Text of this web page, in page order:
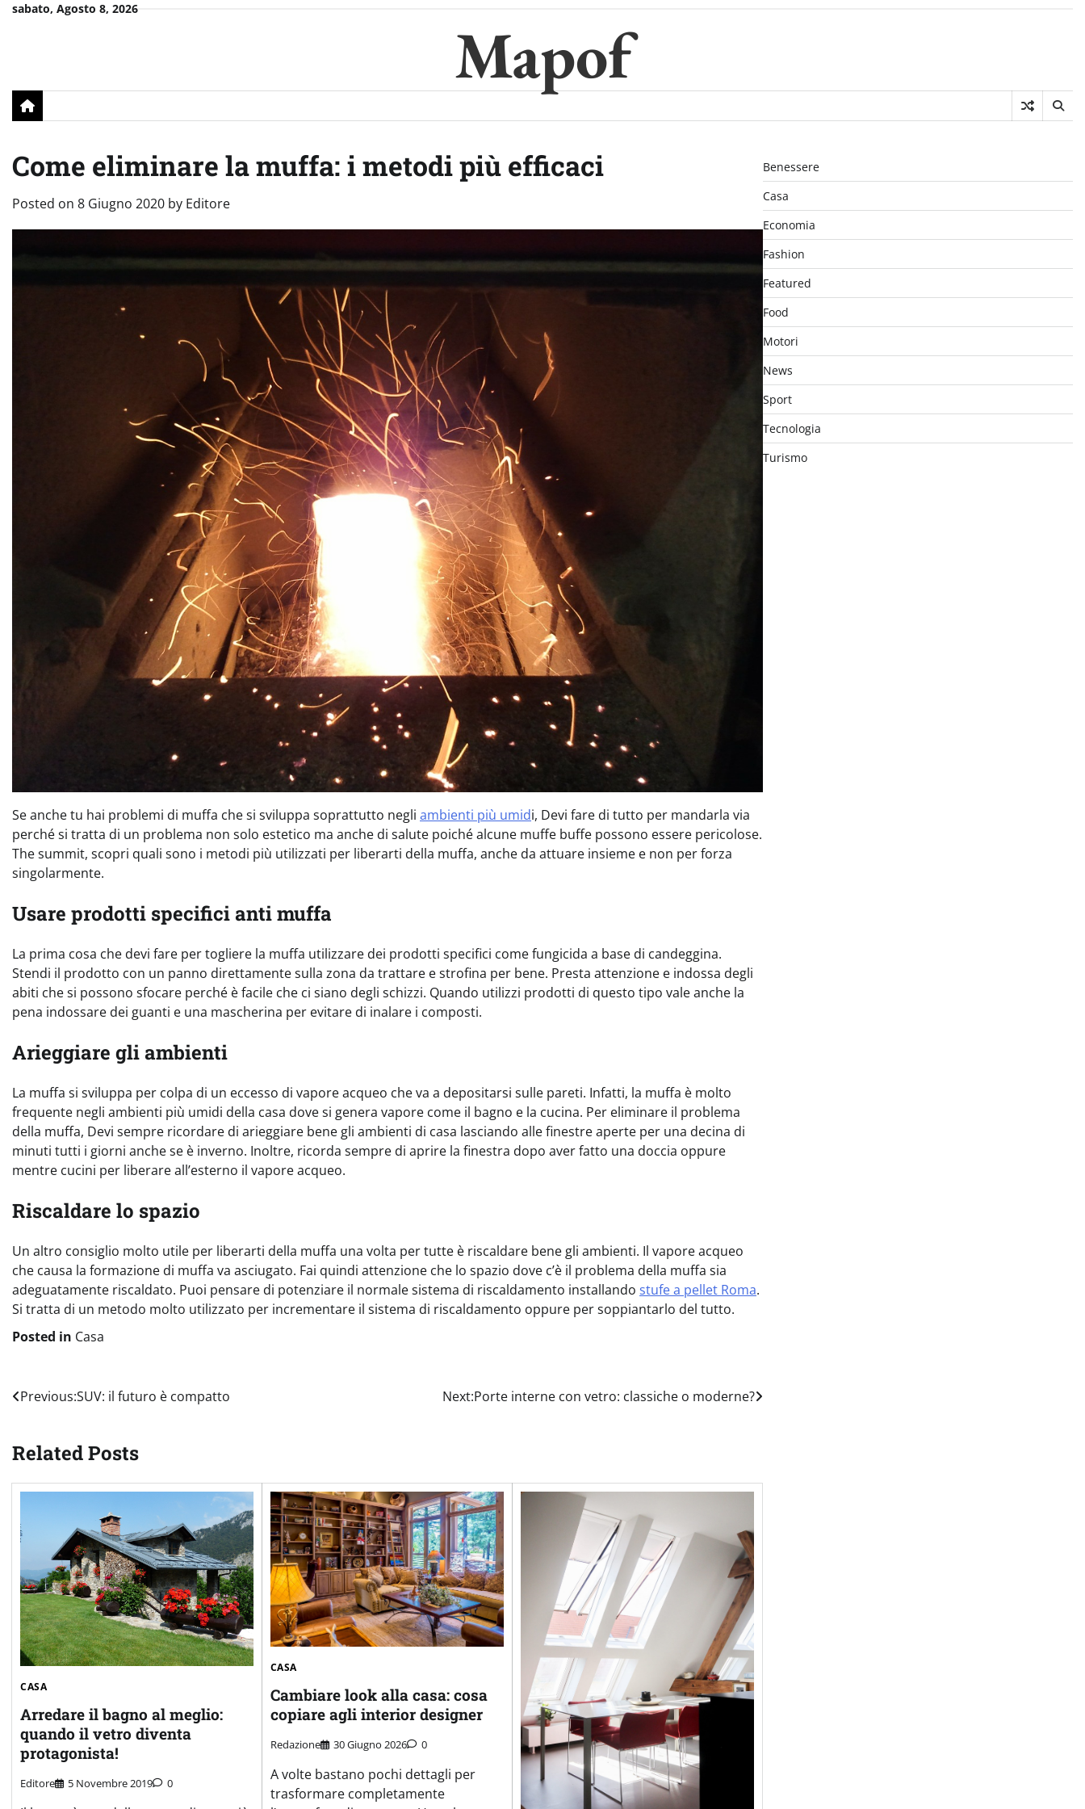
Skipsabato, Agosto 8, 2026
Mapof
Come eliminare la muffa: i metodi più efficaci
Posted on 8 Giugno 2020 by Editore
Se anche tu hai problemi di muffa che si sviluppa soprattutto negli ambienti più umidi, Devi fare di tutto per mandarla via
perché si tratta di un problema non solo estetico ma anche di salute poiché alcune muffe buffe possono essere pericolose.
The summit, scopri quali sono i metodi più utilizzati per liberarti della muffa, anche da attuare insieme e non per forza
singolarmente.
Usare prodotti specifici anti muffa
La prima cosa che devi fare per togliere la muffa utilizzare dei prodotti specifici come fungicida a base di candeggina.
Stendi il prodotto con un panno direttamente sulla zona da trattare e strofina per bene. Presta attenzione e indossa degli
abiti che si possono sfocare perché è facile che ci siano degli schizzi. Quando utilizzi prodotti di questo tipo vale anche la
pena indossare dei guanti e una mascherina per evitare di inalare i composti.
Arieggiare gli ambienti
La muffa si sviluppa per colpa di un eccesso di vapore acqueo che va a depositarsi sulle pareti. Infatti, la muffa è molto
frequente negli ambienti più umidi della casa dove si genera vapore come il bagno e la cucina. Per eliminare il problema
della muffa, Devi sempre ricordare di arieggiare bene gli ambienti di casa lasciando alle finestre aperte per una decina di
minuti tutti i giorni anche se è inverno. Inoltre, ricorda sempre di aprire la finestra dopo aver fatto una doccia oppure
mentre cucini per liberare all’esterno il vapore acqueo.
Riscaldare lo spazio
Un altro consiglio molto utile per liberarti della muffa una volta per tutte è riscaldare bene gli ambienti. Il vapore acqueo
che causa la formazione di muffa va asciugato. Fai quindi attenzione che lo spazio dove c’è il problema della muffa sia
adeguatamente riscaldato. Puoi pensare di potenziare il normale sistema di riscaldamento installando stufe a pellet Roma.
Si tratta di un metodo molto utilizzato per incrementare il sistema di riscaldamento oppure per soppiantarlo del tutto.
Posted in Casa
Navigazione
Previous:SUV: il futuro è compatto Next:Porte interne con vetro: classiche o moderne?
Related Posts
CASA
Arredare il bagno al meglio:
quando il vetro diventa
protagonista!
Editore 5 Novembre 2019 0
CASA
Cambiare look alla casa: cosa
copiare agli interior designer
Redazione 30 Giugno 2026 0
A volte bastano pochi dettagli per
trasformare completamente
Benessere
Casa
Economia
Fashion
Featured
Food
Motori
News
Sport
Tecnologia
Turismo